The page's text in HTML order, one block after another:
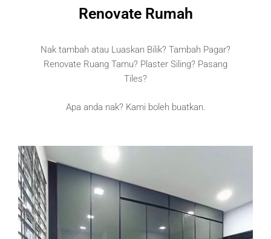
Renovate Rumah
Nak tambah atau Luaskan Bilik? Tambah Pagar?
Renovate Ruang Tamu? Plaster Siling? Pasang
Tiles?
Apa anda nak? Kami boleh buatkan.